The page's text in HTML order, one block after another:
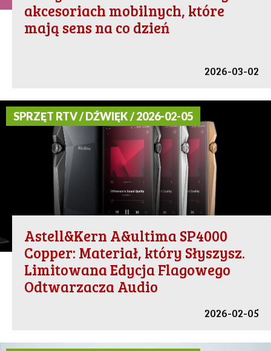
akcesoriach mobilnych, które
mają sens na co dzień
2026-03-02
SPRZĘT RTV / DŹWIĘK / 2026-02-05
Astell&Kern A&ultima SP4000
Copper: Materiał, który Słyszysz.
Limitowana Edycja Flagowego
Odtwarzacza Audio
2026-02-05